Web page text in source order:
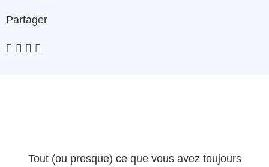
Partager
Tout (ou presque) ce que vous avez toujours